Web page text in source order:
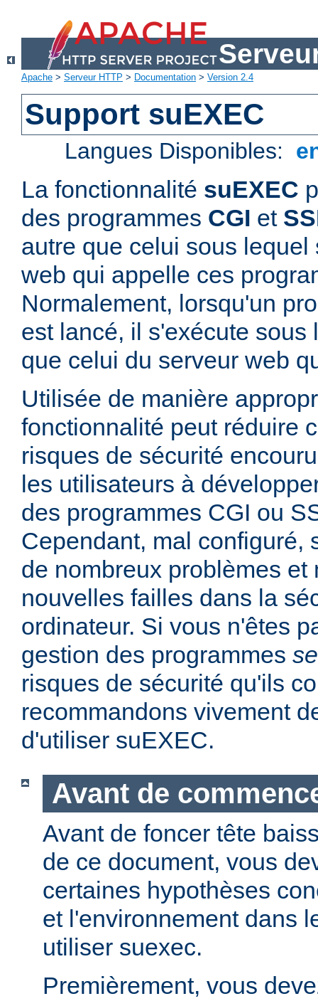
Apache > Serveur HTTP > Documentation > Version 2.4
Support suEXEC
Langues Disponibles:
La fonctionnalité suEXEC
des programmes CGI et
autre que celui sous
web qui appelle ces
Normalement, lorsqu'un
est lancé, il s'exécute sous
que celui du serveur web
Utilisée de manière
fonctionnalité peut réduire
risques de sécurité
les utilisateurs à
des programmes CGI ou
Cependant, mal configuré,
de nombreux problèmes et
nouvelles failles dans la
ordinateur. Si vous n'êtes
gestion des programmes
risques de sécurité qu'ils
recommandons vivement
d'utiliser suEXEC.
Avant de
Avant de foncer tête
de ce document, vous
certaines hypothèses
et l'environnement dans
utiliser suexec.
Premièrement, vous